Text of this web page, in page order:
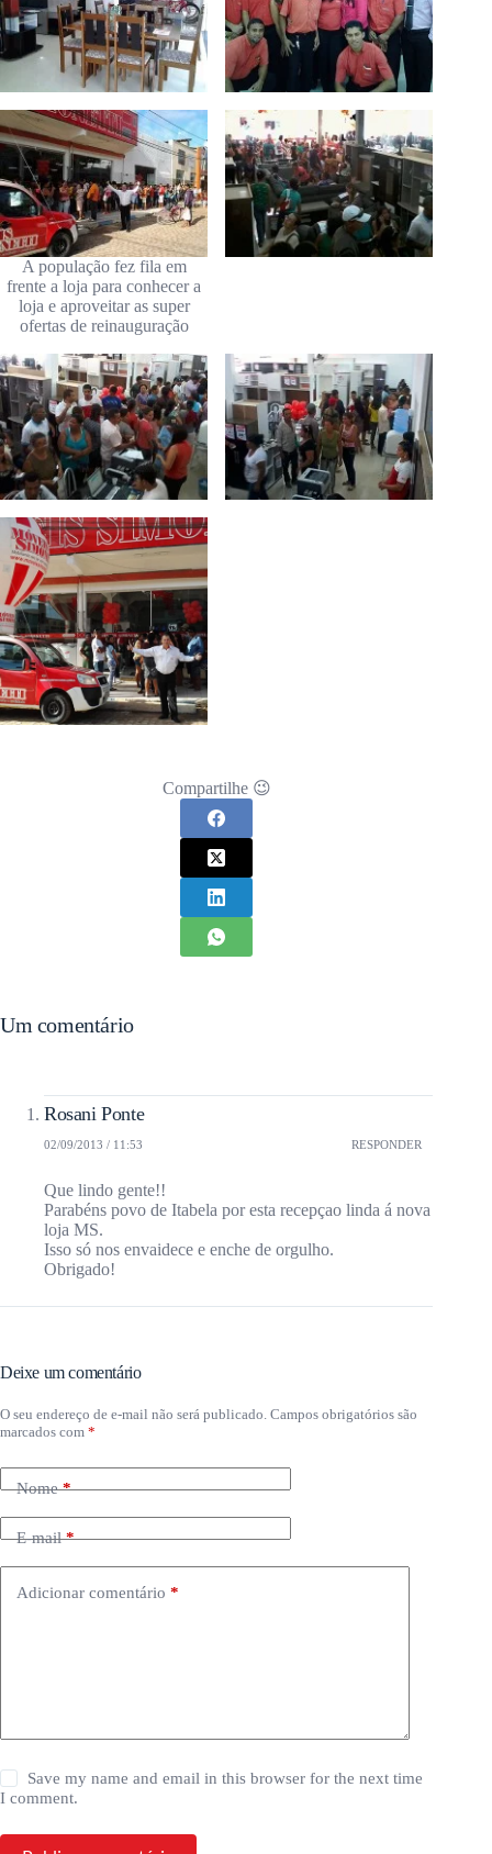
A população fez fila em
frente a loja para conhecer a
loja e aproveitar as super
ofertas de reinauguração
Compartilhe 😉
Um comentário
Rosani Ponte
02/09/2013 / 11:53 RESPONDER
Que lindo gente!!
Parabéns povo de Itabela por esta recepçao linda á nova
loja MS.
Isso só nos envaidece e enche de orgulho.
Obrigado!
Deixe um comentário
O seu endereço de e-mail não será publicado. Campos obrigatórios são
marcados com *
Nome*
E-mail*
Adicionar comentário *
Save my name and email in this browser for the next time
I comment.